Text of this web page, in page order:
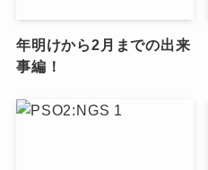
年明けから2月までの出来
事編！